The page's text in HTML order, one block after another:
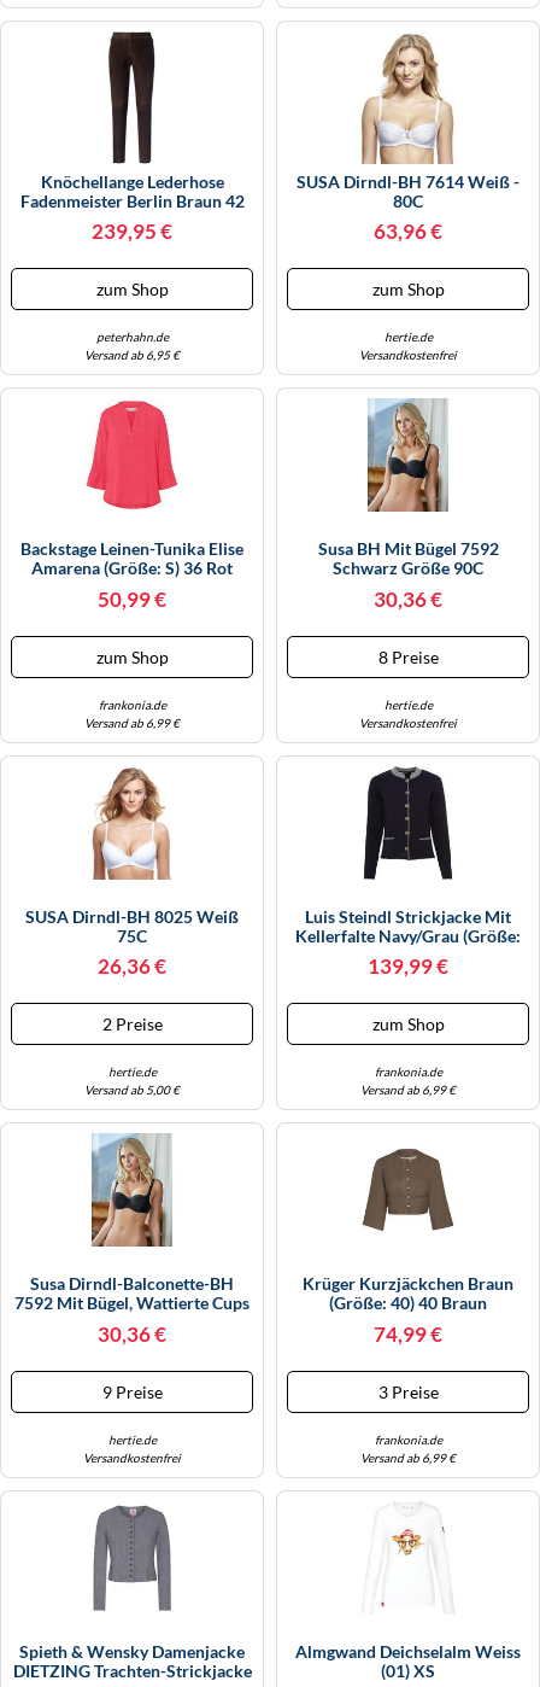
KINDERSCHUHE
LAUFSCHUHE
OUTDOOR-SCHUHE
PANTOLETTEN
PUMPS
SCHUHZUBEHÖR
SNEAKERS
STIEFEL
STIEFELETTEN
TREKKINGSANDALEN
WINTERSCHUHE
STRANDTASCHEN
TASCHEN-ZUBEHÖR
Knöchellange Lederhose
Fadenmeister Berlin Braun 42
239,95 €
zum Shop
peterhahn.de
Versand ab 6,95 €
SUSA Dirndl-BH 7614 Weiß -
80C
63,96 €
zum Shop
hertie.de
Versandkostenfrei
Backstage Leinen-Tunika Elise
Amarena (Größe: S) 36 Rot
50,99 €
zum Shop
frankonia.de
Versand ab 6,99 €
Susa BH Mit Bügel 7592
Schwarz Größe 90C
30,36 €
8 Preise
hertie.de
Versandkostenfrei
SUSA Dirndl-BH 8025 Weiß
75C
26,36 €
2 Preise
hertie.de
Versand ab 5,00 €
Luis Steindl Strickjacke Mit
Kellerfalte Navy/Grau (Größe:
38) 38 Blau
139,99 €
zum Shop
frankonia.de
Versand ab 6,99 €
Susa Dirndl-Balconette-BH
7592 Mit Bügel, Wattierte Cups
75B
30,36 €
9 Preise
hertie.de
Versandkostenfrei
Krüger Kurzjäckchen Braun
(Größe: 40) 40 Braun
74,99 €
3 Preise
frankonia.de
Versand ab 6,99 €
Spieth & Wensky Damenjacke
DIETZING Trachten-Strickjacke
Almgwand Deichselalm Weiss
(01) XS